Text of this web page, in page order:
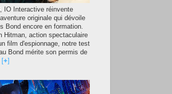
, IO Interactive réinvente
originale qui dévoile
Bond encore en formation.
Hitman, action spectaculaire
film d'espionnage, notre test
Bond mérite son permis de
[+]